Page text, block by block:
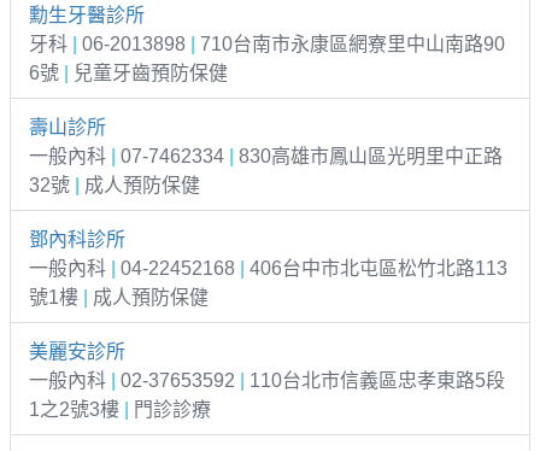
勳生牙醫診所
牙科
06-2013898
710台南市永康區網寮里中山南路90
6號
兒童牙齒預防保健
壽山診所
一般內科
07-7462334
830高雄市鳳山區光明里中正路
32號
成人預防保健
鄧內科診所
一般內科
04-22452168
406台中市北屯區松竹北路113
號1樓
成人預防保健
美麗安診所
一般內科
02-37653592
110台北市信義區忠孝東路5段
1之2號3樓
門診診療